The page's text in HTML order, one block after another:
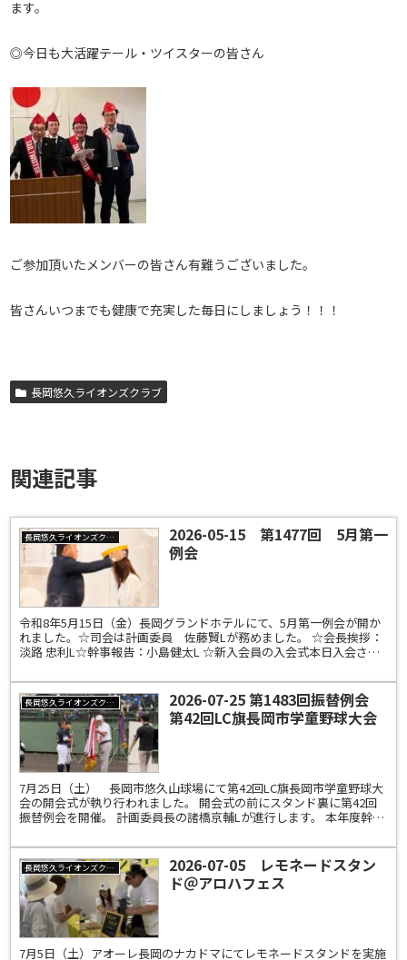
ます。
◎今日も大活躍テール・ツイスターの皆さん
ご参加頂いたメンバーの皆さん有難うございました。
皆さんいつまでも健康で充実した毎日にしましょう！！！
長岡悠久ライオンズクラブ
関連記事
長岡悠久ライオンズクラブ
2026-05-15 第1477回 5月第一
例会
令和8年5月15日（金）長岡グランドホテルにて、5月第一例会が開か
れました。☆司会は計画委員 佐藤賢Lが務めました。 ☆会長挨拶：
淡路 忠利L☆幹事報告：小島健太L ☆新入会員の入会式本日入会され
長岡悠久ライオンズクラブ
2026-07-25 第1483回振替例会
第42回LC旗長岡市学童野球大会
7月25日（土） 長岡市悠久山球場にて第42回LC旗長岡市学童野球大
会の開会式が執り行われました。 開会式の前にスタンド裏に第42回
振替例会を開催。 計画委員長の諸橋京輔Lが進行します。 本年度幹事
長岡悠久ライオンズクラブ
2026-07-05 レモネードスタン
ド＠アロハフェス
7月5日（土）アオーレ長岡のナカドマにてレモネードスタンドを実施